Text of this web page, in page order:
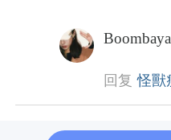
Boombaya
回复 怪獸